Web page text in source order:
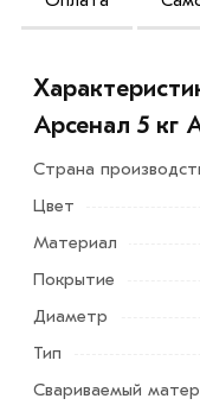
углеродистых
ремонта.
нахлесточных
Арсенал 5 кг
Страна
Цвет
Материал
Покрытие
Диаметр
Тип
Свариваемый